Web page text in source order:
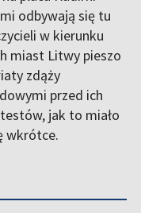
odbywają się tu
w kierunku
miast Litwy pieszo
zdąży
przed ich
jak to miało
wkrótce.